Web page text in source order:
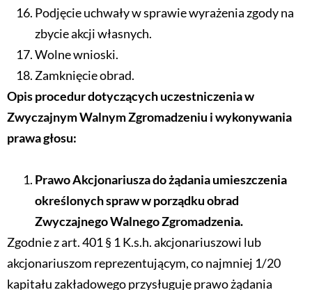
Podjęcie uchwały w sprawie wyrażenia zgody na
zbycie akcji własnych.
Wolne wnioski.
Zamknięcie obrad.
Opis procedur dotyczących uczestniczenia w
Zwyczajnym Walnym Zgromadzeniu i wykonywania
prawa głosu:
Prawo Akcjonariusza do żądania umieszczenia
określonych spraw w porządku obrad
Zwyczajnego Walnego Zgromadzenia.
Zgodnie z art. 401 § 1 K.s.h. akcjonariuszowi lub
akcjonariuszom reprezentującym, co najmniej 1/20
kapitału zakładowego przysługuje prawo żądania